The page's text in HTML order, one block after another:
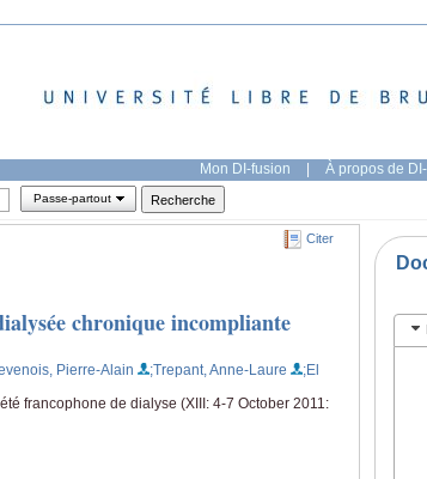
Mon DI-fusion | À propos de
Passe-partout
Citer
chronique incompliante
Pierre-Alain ;Trepant, Anne-Laure
;El
francophone de dialyse (XIII: 4-7 October 2011: